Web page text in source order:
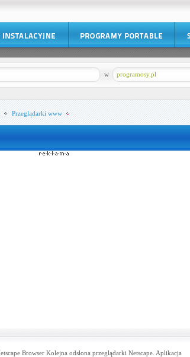
programosy.pl
w
Przeglądarki www
Browser Kolejna odsłona przeglądarki Netscape. Aplikacja